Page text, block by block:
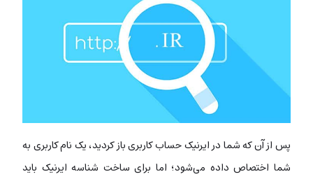
پس از آن که شما در ایرنیک حساب کاربری باز کردید، یک نام کاربری به
شما اختصاص داده می‌شود؛ اما برای ساخت شناسه ایرنیک باید